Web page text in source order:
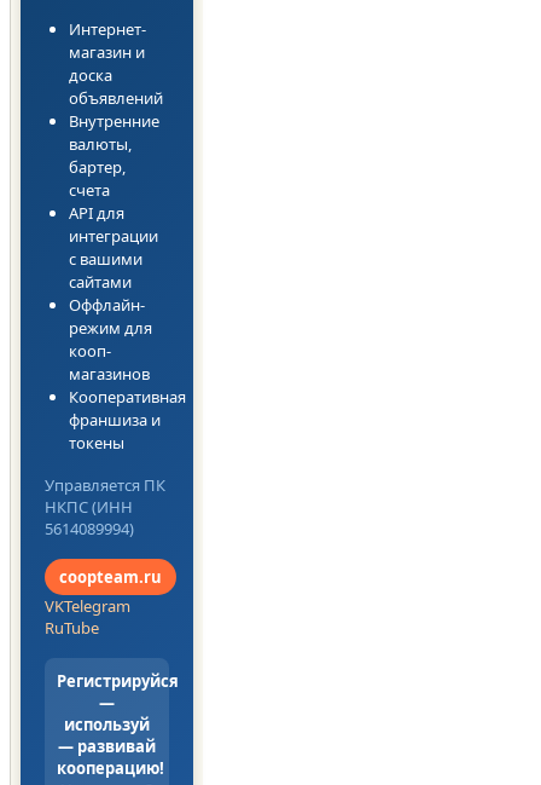
Интернет-
магазин и
доска
объявлений
Внутренние
валюты,
бартер,
счета
API для
интеграции
с вашими
сайтами
Оффлайн-
режим для
кооп-
магазинов
Кооперативная
франшиза и
токены
Управляется ПК
НКПС (ИНН
5614089994)
coopteam.ru
VKTelegram
RuTube
Регистрируйся
—
используй
— развивай
кооперацию!